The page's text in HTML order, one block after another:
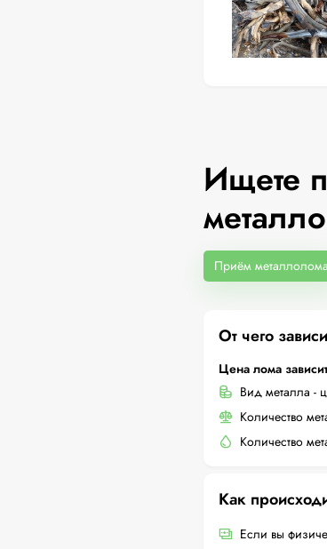
Ищете
Приём металлолома
От чего
Цена лома
Вид металла -
Количество
Количество
Как
Если вы